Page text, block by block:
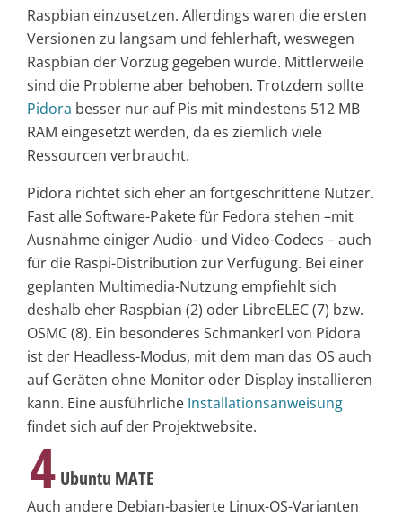
Raspbian einzusetzen. Allerdings waren die ersten
Versionen zu langsam und fehlerhaft, weswegen
Raspbian der Vorzug gegeben wurde. Mittlerweile
sind die Probleme aber behoben. Trotzdem sollte
Pidora besser nur auf Pis mit mindestens 512 MB
RAM eingesetzt werden, da es ziemlich viele
Ressourcen verbraucht.
Pidora richtet sich eher an fortgeschrittene Nutzer.
Fast alle Software-Pakete für Fedora stehen –mit
Ausnahme einiger Audio- und Video-Codecs – auch
für die Raspi-Distribution zur Verfügung. Bei einer
geplanten Multimedia-Nutzung empfiehlt sich
deshalb eher Raspbian (2) oder LibreELEC (7) bzw.
OSMC (8). Ein besonderes Schmankerl von Pidora
ist der Headless-Modus, mit dem man das OS auch
auf Geräten ohne Monitor oder Display installieren
kann. Eine ausführliche Installationsanweisung
findet sich auf der Projektwebsite.
4 Ubuntu MATE
Auch andere Debian-basierte Linux-OS-Varianten